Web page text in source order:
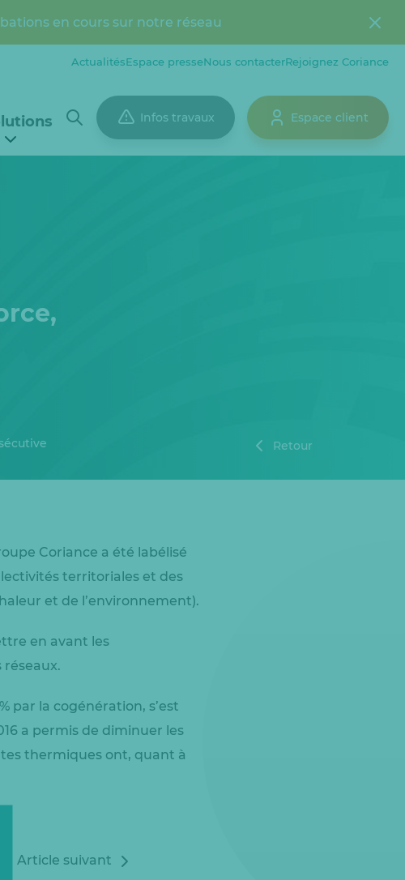
en cours sur notre réseau
ActualitésEspace presseNous contacterRejoignez Coriance
Infos travaux Espace client
Retour
Coriance a été labélisé
territoriales et des
et de l’environnement).
en avant les
par la cogénération, s’est
a permis de diminuer les
thermiques ont, quant à
Article suivant